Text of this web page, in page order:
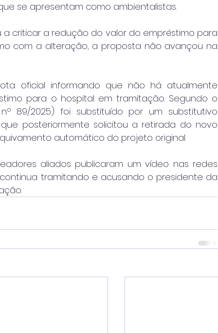
se apresentam como ambientalistas.
a criticar a redução do valor do empréstimo para
com a alteração, a proposta não avançou na
oficial informando que não há atualmente
para o hospital em tramitação. Segundo o
89/2025) foi substituído por um substitutivo
posteriormente solicitou a retirada do novo
automático do projeto original.
aliados publicaram um vídeo nas redes
tramitando e acusando o presidente da